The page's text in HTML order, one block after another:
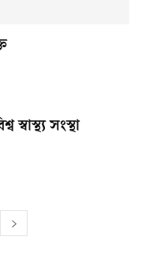
সংস্থা